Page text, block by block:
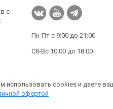
с
Пн-Пт с 9:00 до 21:00
Сб-Вс 10:00 до 18:00
использовать cookies и даете
офертой